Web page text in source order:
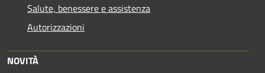
Salute, benessere e assistenza
Autorizzazioni
NOVITÀ